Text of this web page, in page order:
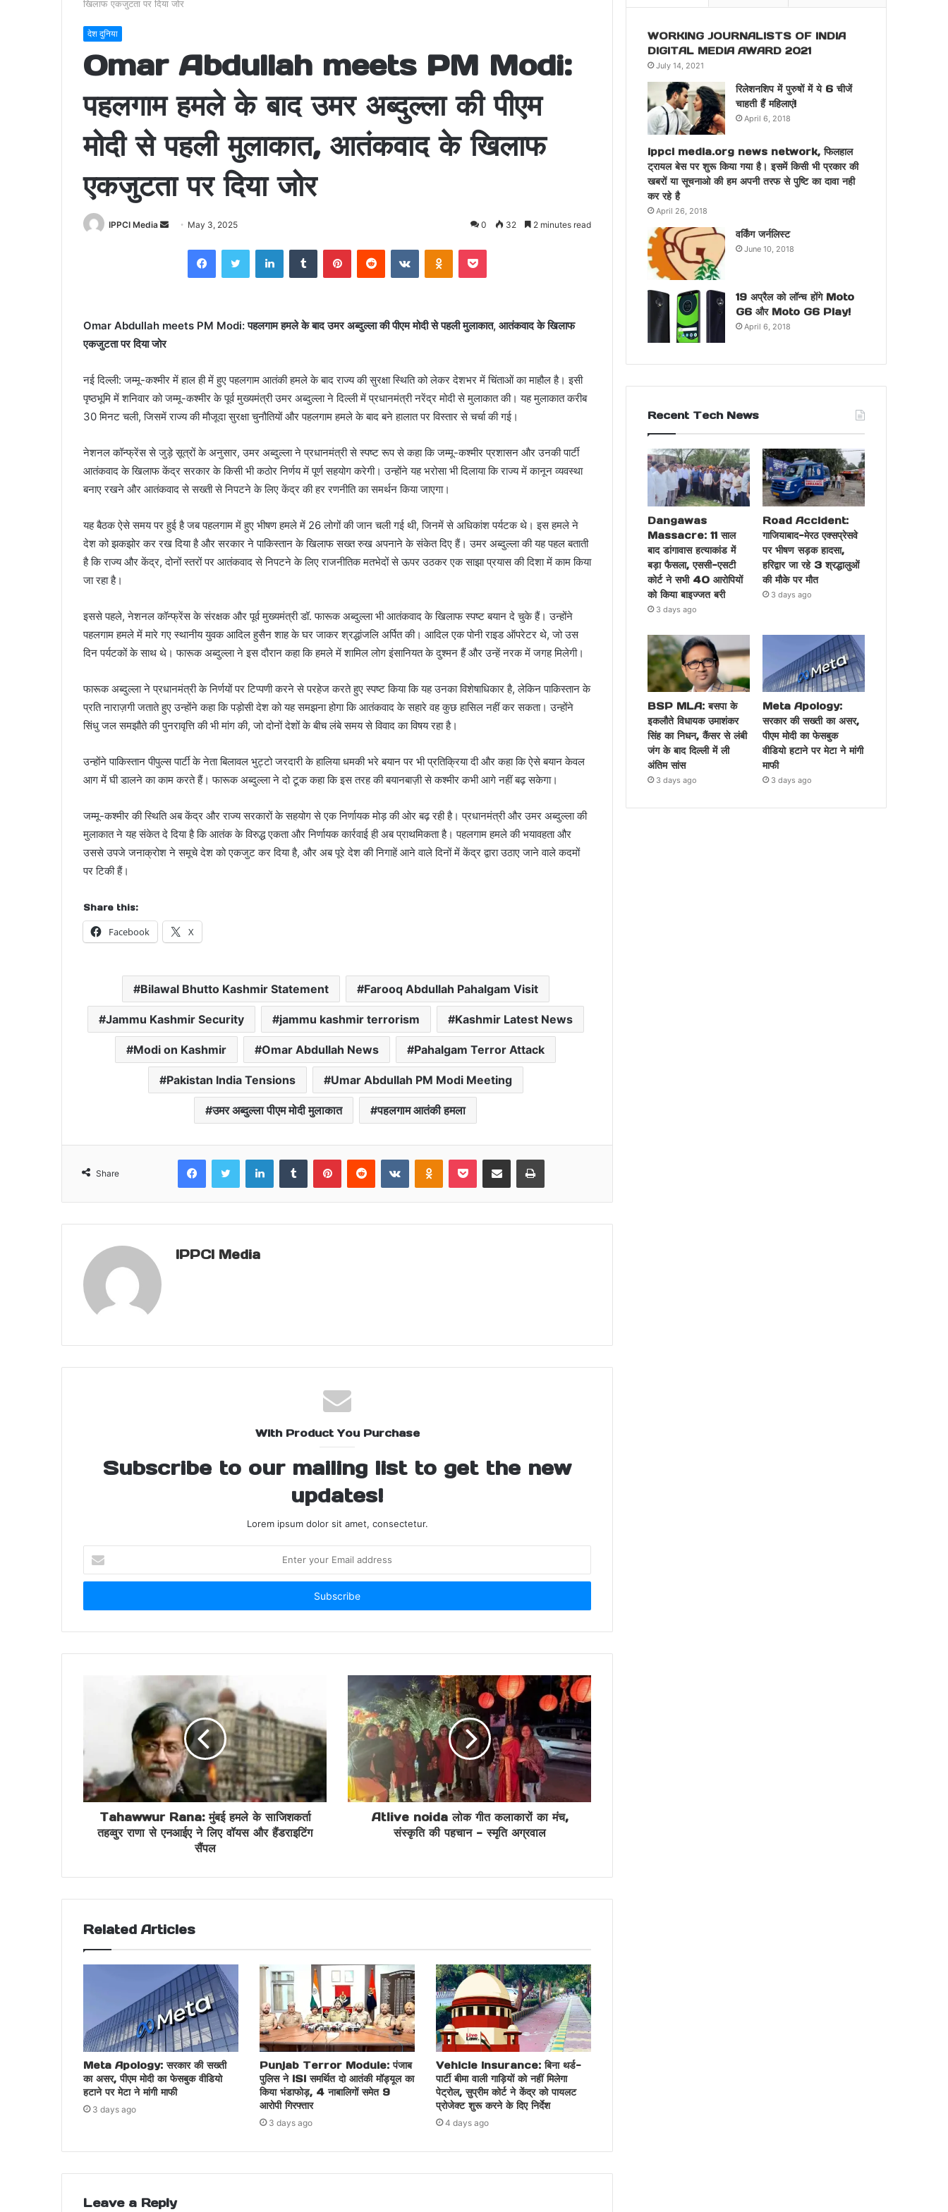
खिलाफ एकजुटता पर दिया जोर
देश दुनिया
Omar Abdullah meets PM Modi:
पहलगाम हमले के बाद उमर अब्दुल्ला की पीएम
मोदी से पहली मुलाकात, आतंकवाद के खिलाफ
एकजुटता पर दिया जोर
IPPCI Media
Send May 3, 2025 0 32 2 minutes read
FacebookTwitter LinkedInTumblr PinterestReddit VKontakteOdnoklassniki
Pocket
Omar Abdullah meets PM Modi: पहलगाम हमले के बाद उमर अब्दुल्ला की पीएम मोदी से पहली मुलाकात, आतंकवाद के खिलाफ
एकजुटता पर दिया जोर
नई दिल्ली: जम्मू-कश्मीर में हाल ही में हुए पहलगाम आतंकी हमले के बाद राज्य की सुरक्षा स्थिति को लेकर देशभर में चिंताओं का माहौल है। इसी
पृष्ठभूमि में शनिवार को जम्मू-कश्मीर के पूर्व मुख्यमंत्री उमर अब्दुल्ला ने दिल्ली में प्रधानमंत्री नरेंद्र मोदी से मुलाकात की। यह मुलाकात करीब
30 मिनट चली, जिसमें राज्य की मौजूदा सुरक्षा चुनौतियों और पहलगाम हमले के बाद बने हालात पर विस्तार से चर्चा की गई।
नेशनल कॉन्फ्रेंस से जुड़े सूत्रों के अनुसार, उमर अब्दुल्ला ने प्रधानमंत्री से स्पष्ट रूप से कहा कि जम्मू-कश्मीर प्रशासन और उनकी पार्टी
आतंकवाद के खिलाफ केंद्र सरकार के किसी भी कठोर निर्णय में पूर्ण सहयोग करेगी। उन्होंने यह भरोसा भी दिलाया कि राज्य में कानून व्यवस्था
बनाए रखने और आतंकवाद से सख्ती से निपटने के लिए केंद्र की हर रणनीति का समर्थन किया जाएगा।
यह बैठक ऐसे समय पर हुई है जब पहलगाम में हुए भीषण हमले में 26 लोगों की जान चली गई थी, जिनमें से अधिकांश पर्यटक थे। इस हमले ने
देश को झकझोर कर रख दिया है और सरकार ने पाकिस्तान के खिलाफ सख्त रुख अपनाने के संकेत दिए हैं। उमर अब्दुल्ला की यह पहल बताती
है कि राज्य और केंद्र, दोनों स्तरों पर आतंकवाद से निपटने के लिए राजनीतिक मतभेदों से ऊपर उठकर एक साझा प्रयास की दिशा में काम किया
जा रहा है।
इससे पहले, नेशनल कॉन्फ्रेंस के संरक्षक और पूर्व मुख्यमंत्री डॉ. फारूक अब्दुल्ला भी आतंकवाद के खिलाफ स्पष्ट बयान दे चुके हैं। उन्होंने
पहलगाम हमले में मारे गए स्थानीय युवक आदिल हुसैन शाह के घर जाकर श्रद्धांजलि अर्पित की। आदिल एक पोनी राइड ऑपरेटर थे, जो उस
दिन पर्यटकों के साथ थे। फारूक अब्दुल्ला ने इस दौरान कहा कि हमले में शामिल लोग इंसानियत के दुश्मन हैं और उन्हें नरक में जगह मिलेगी।
फारूक अब्दुल्ला ने प्रधानमंत्री के निर्णयों पर टिप्पणी करने से परहेज करते हुए स्पष्ट किया कि यह उनका विशेषाधिकार है, लेकिन पाकिस्तान के
प्रति नाराज़गी जताते हुए उन्होंने कहा कि पड़ोसी देश को यह समझना होगा कि आतंकवाद के सहारे वह कुछ हासिल नहीं कर सकता। उन्होंने
सिंधु जल समझौते की पुनरावृत्ति की भी मांग की, जो दोनों देशों के बीच लंबे समय से विवाद का विषय रहा है।
उन्होंने पाकिस्तान पीपुल्स पार्टी के नेता बिलावल भुट्टो जरदारी के हालिया धमकी भरे बयान पर भी प्रतिक्रिया दी और कहा कि ऐसे बयान केवल
आग में घी डालने का काम करते हैं। फारूक अब्दुल्ला ने दो टूक कहा कि इस तरह की बयानबाज़ी से कश्मीर कभी आगे नहीं बढ़ सकेगा।
जम्मू-कश्मीर की स्थिति अब केंद्र और राज्य सरकारों के सहयोग से एक निर्णायक मोड़ की ओर बढ़ रही है। प्रधानमंत्री और उमर अब्दुल्ला की
मुलाकात ने यह संकेत दे दिया है कि आतंक के विरुद्ध एकता और निर्णायक कार्रवाई ही अब प्राथमिकता है। पहलगाम हमले की भयावहता और
उससे उपजे जनाक्रोश ने समूचे देश को एकजुट कर दिया है, और अब पूरे देश की निगाहें आने वाले दिनों में केंद्र द्वारा उठाए जाने वाले कदमों
पर टिकी हैं।
Share this:
Facebook X
Bilawal Bhutto Kashmir Statement Farooq Abdullah Pahalgam Visit
Jammu Kashmir Security jammu kashmir terrorism Kashmir Latest News
Modi on Kashmir Omar Abdullah News Pahalgam Terror Attack
Pakistan India Tensions Umar Abdullah PM Modi Meeting
उमर अब्दुल्ला पीएम मोदी मुलाकात पहलगाम आतंकी हमला
Share
FacebookTwitter LinkedInTumblr PinterestReddit VKontakteOdnoklassniki
Pocket Share via Email Print
IPPCI Media
With Product You Purchase
Subscribe to our mailing list to get the new
updates!
Lorem ipsum dolor sit amet, consectetur.
your
Email
Tahawwur Rana: मुंबई हमले के साजिशकर्ता
तहव्वुर राणा से एनआईए ने लिए वॉयस और हैंडराइटिंग
सैंपल
Atlive noida लोक गीत कलाकारों का मंच,
संस्कृति की पहचान - स्मृति अग्रवाल
Related Articles
Meta Apology: सरकार की सख्ती
का असर, पीएम मोदी का फेसबुक वीडियो
हटाने पर मेटा ने मांगी माफी
3 days ago
Punjab Terror Module: पंजाब
पुलिस ने ISI समर्थित दो आतंकी मॉड्यूल का
किया भंडाफोड़, 4 नाबालिगों समेत 9
आरोपी गिरफ्तार
3 days ago
Vehicle Insurance: बिना थर्ड-
पार्टी बीमा वाली गाड़ियों को नहीं मिलेगा
पेट्रोल, सुप्रीम कोर्ट ने केंद्र को पायलट
प्रोजेक्ट शुरू करने के दिए निर्देश
4 days ago
Leave a Reply
WORKING JOURNALISTS OF INDIA
DIGITAL MEDIA AWARD 2021
July 14, 2021
रिलेशनशिप में पुरुषों में ये 6 चीजें
चाहती हैं महिलाएं!
April 6, 2018
ippci media.org news network, फिलहाल
ट्रायल बेस पर शुरू किया गया है। इसमें किसी भी प्रकार की
खबरों या सूचनाओ की हम अपनी तरफ से पुष्टि का दावा नही
कर रहे है
April 26, 2018
वर्किंग जर्नलिस्ट
June 10, 2018
19 अप्रैल को लॉन्च होंगे Moto
G6 और Moto G6 Play!
April 6, 2018
Recent Tech News
Dangawas
Massacre: 11 साल
बाद डांगावास हत्याकांड में
बड़ा फैसला, एससी-एसटी
कोर्ट ने सभी 40 आरोपियों
को किया बाइज्जत बरी
3 days ago
Road Accident:
गाजियाबाद-मेरठ एक्सप्रेसवे
पर भीषण सड़क हादसा,
हरिद्वार जा रहे 3 श्रद्धालुओं
की मौके पर मौत
3 days ago
BSP MLA: बसपा के
इकलौते विधायक उमाशंकर
सिंह का निधन, कैंसर से लंबी
जंग के बाद दिल्ली में ली
अंतिम सांस
3 days ago
Meta Apology:
सरकार की सख्ती का असर,
पीएम मोदी का फेसबुक
वीडियो हटाने पर मेटा ने मांगी
माफी
3 days ago